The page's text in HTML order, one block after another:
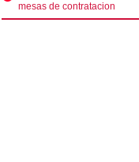
mesas de contratacion